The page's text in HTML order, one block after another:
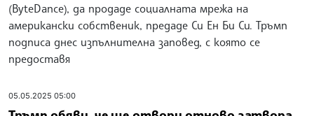
(ByteDance), да продаде социалната мрежа на
американски собственик, предаде Си Ен Би Си. Тръмп
подписа днес изпълнителна заповед, с която се
предоставя
05.05.2025 05:00